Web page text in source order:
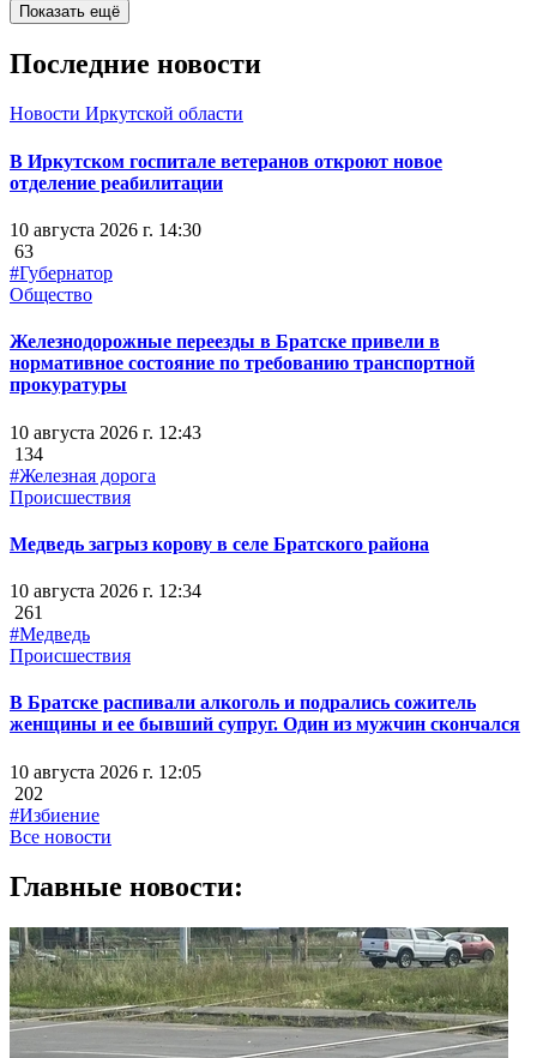
Показать ещё
Последние новости
Новости Иркутской области
В Иркутском госпитале ветеранов откроют новое
отделение реабилитации
10 августа 2026 г. 14:30
63
#Губернатор
Общество
Железнодорожные переезды в Братске привели в
нормативное состояние по требованию транспортной
прокуратуры
10 августа 2026 г. 12:43
134
#Железная дорога
Происшествия
Медведь загрыз корову в селе Братского района
10 августа 2026 г. 12:34
261
#Медведь
Происшествия
В Братске распивали алкоголь и подрались сожитель
женщины и ее бывший супруг. Один из мужчин скончался
10 августа 2026 г. 12:05
202
#Избиение
Все новости
Главные новости: